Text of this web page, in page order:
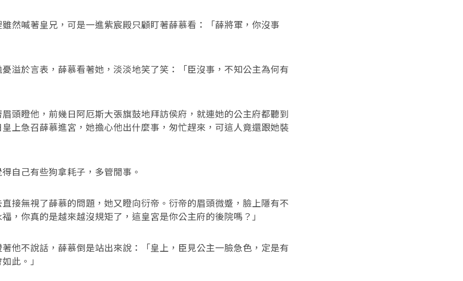
喊著皇兄，可是一進紫宸殿只顧盯著薛慕看：「薛將軍，你沒事
於言表，薛慕看著她，淡淡地笑了笑：「臣沒事，不知公主為何有
瞪他，前幾日阿厄斯大張旗鼓地拜訪侯府，就連她的公主府都聽到
上急召薛慕進宮，她擔心他出什麼事，匆忙趕來，可這人竟還跟她裝
己有些狗拿耗子，多管閒事。
無視了薛慕的問題，她又瞪向衍帝。衍帝的眉頭微蹙，臉上隱有不
，你真的是越來越沒規矩了，這皇宮是你公主府的後院嗎？」
不說話，薛慕倒是站出來說：「皇上，臣見公主一臉急色，定是有
此。」